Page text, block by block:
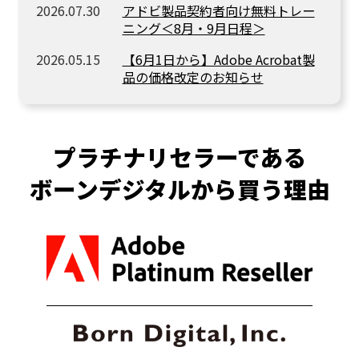
2026.07.30
アドビ製品契約者向け無料トレー
ニング＜8月・9月日程＞
2026.05.15
【6月1日から】Adobe Acrobat製
品の価格改定のお知らせ
プラチナリセラーである
ボーンデジタルから買う理由